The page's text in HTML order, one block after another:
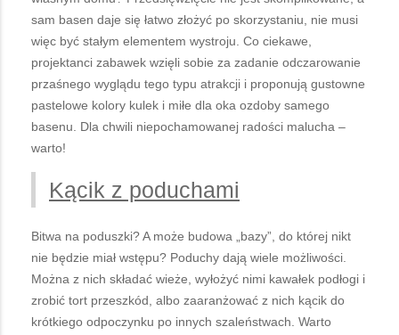
sam basen daje się łatwo złożyć po skorzystaniu, nie musi
więc być stałym elementem wystroju. Co ciekawe,
projektanci zabawek wzięli sobie za zadanie odczarowanie
przaśnego wyglądu tego typu atrakcji i proponują gustowne
pastelowe kolory kulek i miłe dla oka ozdoby samego
basenu. Dla chwili niepochamowanej radości malucha –
warto!
Kącik z poduchami
Bitwa na poduszki? A może budowa „bazy”, do której nikt
nie będzie miał wstępu? Poduchy dają wiele możliwości.
Można z nich składać wieże, wyłożyć nimi kawałek podłogi i
zrobić tort przeszkód, albo zaaranżować z nich kącik do
krótkiego odpoczynku po innych szaleństwach. Warto